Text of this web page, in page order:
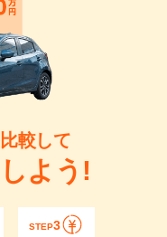
較して
よう!
STEP3